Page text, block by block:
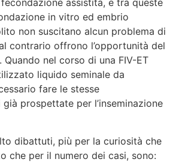
assistita, e tra queste
in vitro ed embrio
non suscitano alcun problema di
contrario offrono l’opportunità del
nel corso di una FIV-ET
liquido seminale da
fare le stesse
pro­spettate per l’inseminazione
dibattuti, più per la curiosità che
che per il numero dei casi, sono: